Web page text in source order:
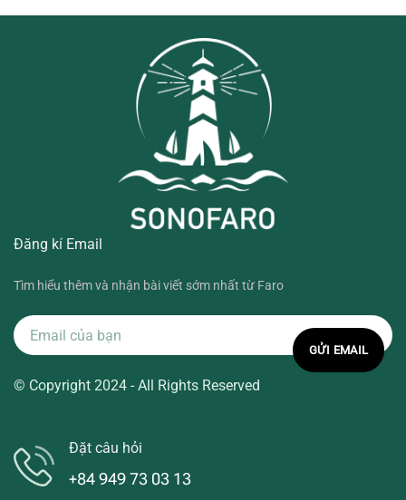
Đăng kí Email
Tìm hiểu thêm và nhận bài viết sớm nhất từ Faro
© Copyright 2024 - All Rights Reserved
Đặt câu hỏi
+84 949 73 03 13